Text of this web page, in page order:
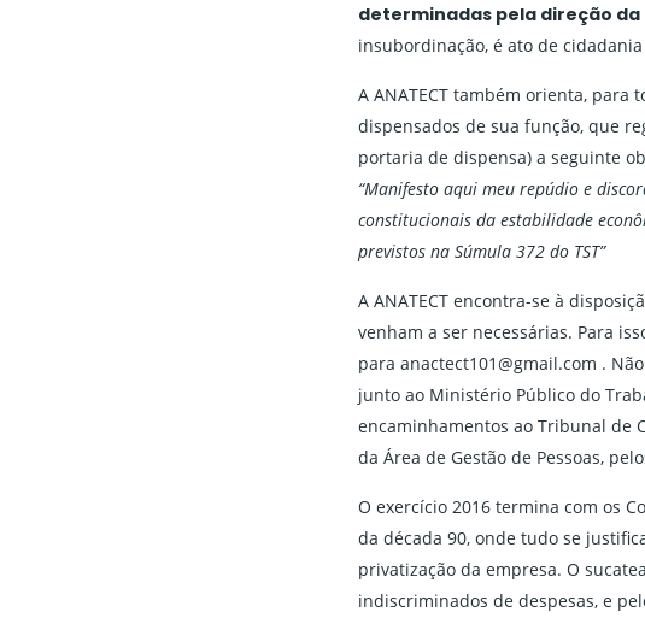
determinadas pela direção da
insubordinação, é ato de
A ANATECT também orienta,
dispensados de sua função, que
portaria de dispensa) a seguinte
“Manifesto aqui meu repúdio e
constitucionais da estabilidade
previstos na Súmula 372 do TST”
A ANATECT encontra-se à
venham a ser necessárias. Para
para anactect101@gmail.com .
junto ao Ministério Público do
encaminhamentos ao Tribunal de
da Área de Gestão de Pessoas,
O exercício 2016 termina com os
da década 90, onde tudo se
privatização da empresa. O
indiscriminados de despesas, e